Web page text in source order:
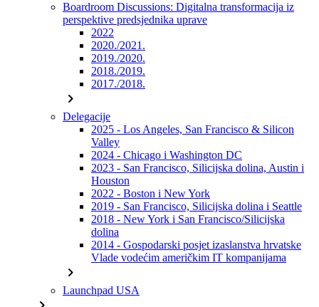
Boardroom Discussions: Digitalna transformacija iz
perspektive predsjednika uprave
2022
2020./2021.
2019./2020.
2018./2019.
2017./2018.
chevron_right
Delegacije
2025 - Los Angeles, San Francisco & Silicon
Valley
2024 - Chicago i Washington DC
2023 - San Francisco, Silicijska dolina, Austin i
Houston
2022 - Boston i New York
2019 - San Francisco, Silicijska dolina i Seattle
2018 - New York i San Francisco/Silicijska
dolina
2014 - Gospodarski posjet izaslanstva hrvatske
Vlade vodećim američkim IT kompanijama
chevron_right
Launchpad USA